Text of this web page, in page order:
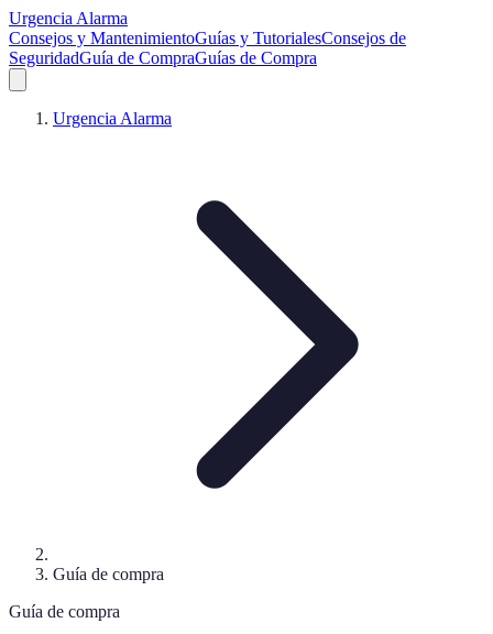
Urgencia Alarma
Consejos y MantenimientoGuías y TutorialesConsejos de
SeguridadGuía de CompraGuías de Compra
Urgencia Alarma
Guía de compra
Guía de compra